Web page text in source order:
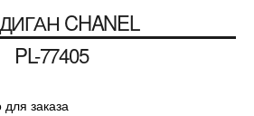
CHANEL
PL-77405
заказа